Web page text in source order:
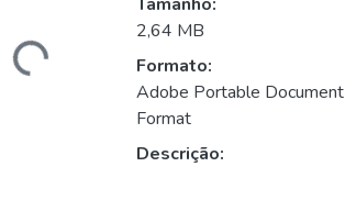
2,64 MB
Formato:
Adobe Portable Document
Format
Descrição: